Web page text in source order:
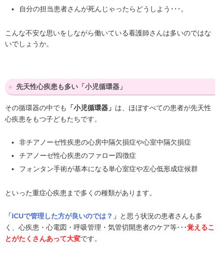
自分の担当患者さんが死んじゃったらどうしよう･･･。
こんな不安な思いをしながら働いている看護師さんは多いのではな
いでしょうか。
先天性心疾患も多い「小児循環器」
その循環器の中でも 「小児循環器」 は、ほぼすべての患者が先天性
心疾患をもつ子どもたちです。
非チアノーゼ性疾患の心房中隔欠損症や心室中隔欠損症
チアノーゼ性心疾患のファロー四徴症
フォンタン手術が基本になる単心室症や左心低形成症候群
といった重症心疾患まで多くの種類があります。
「ICUで管理した方が良いのでは？」 と思う状況の患者さんも多
く、心疾患・心電図・呼吸管理・気管切開患者のケア等･･･覚えるこ
とがたくさんあって大変です。